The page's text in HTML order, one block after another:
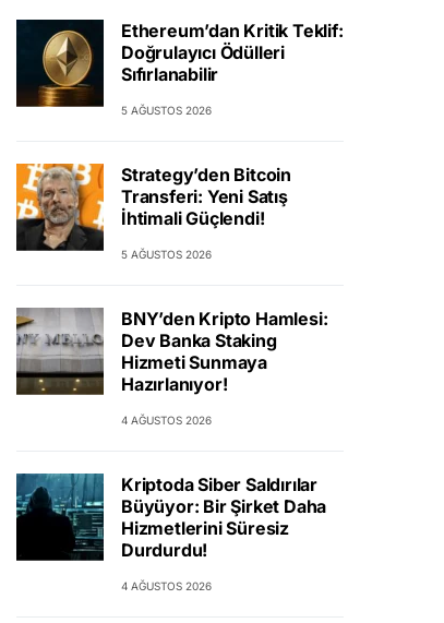
Ethereum’dan Kritik Teklif:
Doğrulayıcı Ödülleri
Sıfırlanabilir
5 AĞUSTOS 2026
Strategy’den Bitcoin
Transferi: Yeni Satış
İhtimali Güçlendi!
5 AĞUSTOS 2026
BNY’den Kripto Hamlesi:
Dev Banka Staking
Hizmeti Sunmaya
Hazırlanıyor!
4 AĞUSTOS 2026
Kriptoda Siber Saldırılar
Büyüyor: Bir Şirket Daha
Hizmetlerini Süresiz
Durdurdu!
4 AĞUSTOS 2026